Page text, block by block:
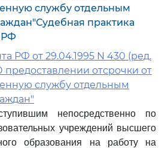
службу отдельным
практика
РФ
РФ от 29.04.1995 N 430 (ред.
предоставлении отсрочки от
службу отдельным
непосредственно по
учреждений высшего
образования на работу на